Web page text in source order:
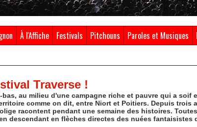
À l'Affiche Festivals Pitchouns Paroles et Musiques
Traverse !
au milieu d'une campagne riche et pauvre qui a soif
comme on dit, entre Niort et Poitiers. Depuis trois
racontent pendant une semaine des histoires.
descendant en flèches directes des nuées fantaisistes